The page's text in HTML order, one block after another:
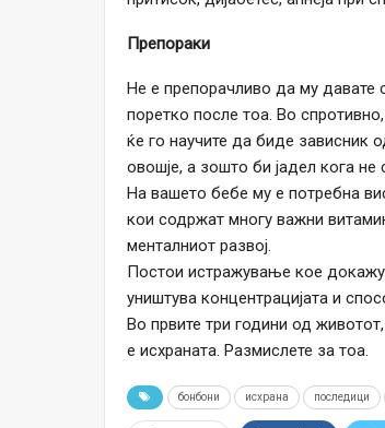
Препораки
Не е препорачливо да му давате
поретко после тоа. Во
ќе го научите да биде зависник
овошје, а зошто би јадел кога не
На вашето бебе му е потребна
кои содржат многу важни
менталниот развој.
Постои истражување кое
уништува концентрацијата и
Во првите три години од
е исхраната. Размислете за тоа.
бонбони исхрана последици